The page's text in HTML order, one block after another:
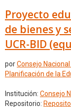
Proyecto
de bienes y
UCR-BID
porConsejo
Planificación de la
Institución: Consejo
Repositorio: